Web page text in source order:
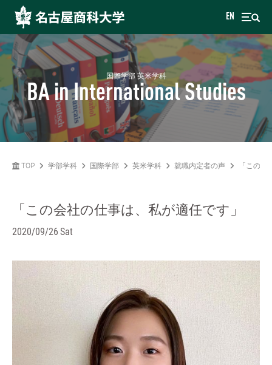
EN
国際学部 英米学科
BA in International Studies
TOP 学部学科 国際学部 英米学科 就職内定者の声 「この
「この会社の仕事は、私が適任です」
2020/09/26 Sat